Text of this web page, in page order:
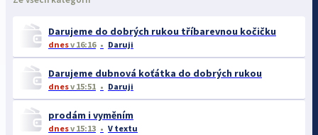
Darujeme do dobrých rukou tříbarevnou kočičku
dnesv 16:16 Daruji
Darujeme dubnová koťátka do dobrých rukou
dnesv 15:51 Daruji
prodám i vyměním
dnesv 15:13 V textu